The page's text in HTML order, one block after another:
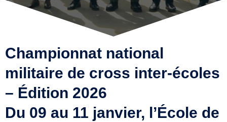
Championnat national
militaire de cross inter-écoles
– Édition 2026
Du 09 au 11 janvier, l’École de